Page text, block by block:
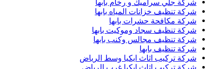
شركة جلي سراميك و رخام بابها
شركة تنظيف خزانات المياه بابها
شركة مكافحة حشرات بابها
شركة تنظيف سجاد وموكيت بابها
شركة تنظيف مجالس وكنب بابها
شركة تنظيف بابها
شركة تركيب اثاث ايكيا وسط الرياض